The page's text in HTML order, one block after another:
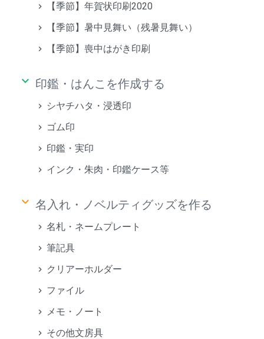
【季節】年賀状印刷2020
【季節】暑中見舞い（残暑見舞い）
【季節】喪中はがき印刷
keyboard_arrow_down 印鑑・はんこを作成する
シヤチハタ・浸透印
ゴム印
印鑑・実印
インク・朱肉・印鑑ケース等
keyboard_arrow_down 名入れ・ノベルティグッズを作る
名札・ネームプレート
筆記具
クリアーホルダー
ファイル
メモ・ノート
その他文房具